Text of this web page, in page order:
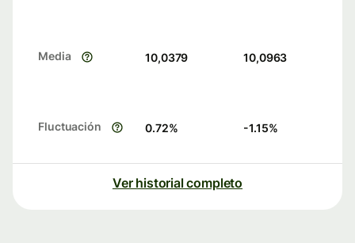
Media 10,0379 10,0963
Fluctuación 0.72% -1.15%
Ver historial completo